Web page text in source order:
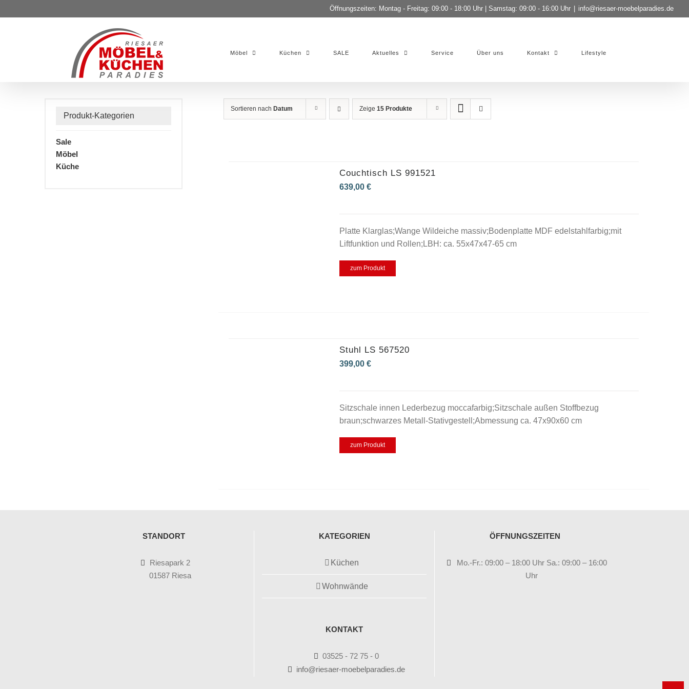
Inhalt
Öffnungszeiten: Montag - Freitag: 09:00 - 18:00 Uhr | Samstag: 09:00 - 16:00 Uhr info@riesaer-moebelparadies.de
Möbel Küchen SALE Aktuelles Service Über uns Kontakt Lifestyle
Sortieren nach Datum Zeige15 Produkte
Couchtisch LS 991521
639,00€
Platte Klarglas;Wange Wildeiche massiv;Bodenplatte MDF edelstahlfarbig;mit
Liftfunktion und Rollen;LBH: ca. 55x47x47-65 cm
zum Produkt
Stuhl LS 567520
399,00€
Sitzschale innen Lederbezug moccafarbig;Sitzschale außen Stoffbezug
braun;schwarzes Metall-Stativgestell;Abmessung ca. 47x90x60 cm
zum Produkt
Produkt-Kategorien
Sale
Möbel
Küche
STANDORT
Riesapark 2
01587 Riesa
KATEGORIEN
Küchen
Wohnwände
KONTAKT
03525 - 72 75 - 0
info@riesaer-moebelparadies.de
ÖFFNUNGSZEITEN
Mo.-Fr.: 09:00 – 18:00 Uhr Sa.: 09:00 – 16:00
Uhr